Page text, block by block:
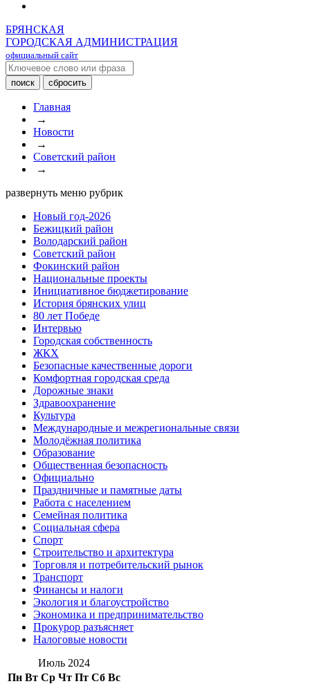
БРЯНСКАЯ
ГОРОДСКАЯ АДМИНИСТРАЦИЯ
официальный сайт
Главная
→
Новости
→
Советский район
→
развернуть меню рубрик
Новый год-2026
Бежицкий район
Володарский район
Советский район
Фокинский район
Национальные проекты
Инициативное бюджетирование
История брянских улиц
80 лет Победе
Интервью
Городская собственность
ЖКХ
Безопасные качественные дороги
Комфортная городская среда
Дорожные знаки
Здравоохранение
Культура
Международные и межрегиональные связи
Молодёжная политика
Образование
Общественная безопасность
Официально
Праздничные и памятные даты
Работа с населением
Семейная политика
Социальная сфера
Спорт
Строительство и архитектура
Торговля и потребительский рынок
Транспорт
Финансы и налоги
Экология и благоустройство
Экономика и предпринимательство
Прокурор разъясняет
Налоговые новости
Июль 2024
Пн Вт Ср Чт Пт Сб Вс